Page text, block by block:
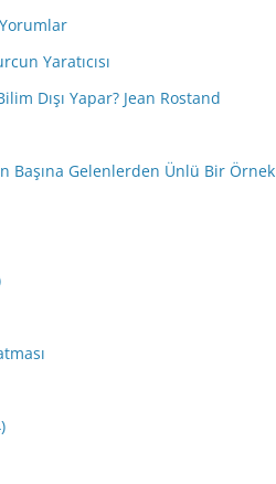
Yaratıcısı
Dışı Yapar? Jean Rostand
Başına Gelenlerden Ünlü Bir Örnek